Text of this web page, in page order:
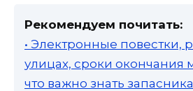
Рекомендуем почитать:
• Электронные повестки,
улицах, сроки окончания
что важно знать